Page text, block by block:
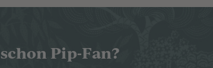
Pip-Fan?